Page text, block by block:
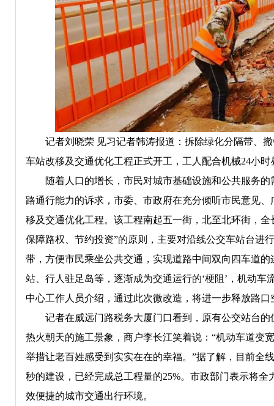
记者刘晓荣 见习记者韩涛报道：拆除绿化分隔带、
车站改移及交通优化工程正式开工，工人配合机械24小
随着人口的增长，市民对城市基础设施和公共服务的
路通行能力的诉求，市委、市政府在充分倾听市民意见
移及交通优化工程。该工程南起五一街，北至北环街，
保障路权、节约投资”的原则，主要对沿线公交车站台进
带，方便市民乘坐公共交通，实现道路中间双向四车道
站、行人驻足岛等，逐渐成为交通运行的‘梗阻’，机动
中心工作人员介绍，通过此次微改造，将进一步释放路
记者在威远门路税务大厦门口看到，原有公交站台的
热火朝天的施工景象，商户李长江笑着说：“机动车道变
举措让老百姓感受到实实在在的幸福。”据了解，目前全
秒的建设，已经完成总工程量的25%。市政部门表示将
效便捷的城市交通出行环境。